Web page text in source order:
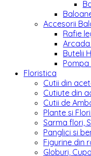
Accesorii
Rafie
Butelii
Pompa
Floristica
Cutii din
Cutiute din
Cutii de
Plante si
Sarma flori,
Panglici si
Figurine din
Globuri,